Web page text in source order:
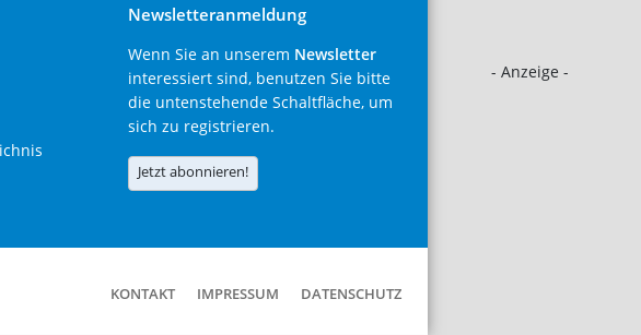
- Anzeige -
Newsletteranmeldung
Wenn Sie an unserem Newsletter
interessiert sind, benutzen Sie bitte
die untenstehende Schaltfläche, um
sich zu registrieren.
Jetzt abonnieren!
KONTAKT IMPRESSUM DATENSCHUTZ